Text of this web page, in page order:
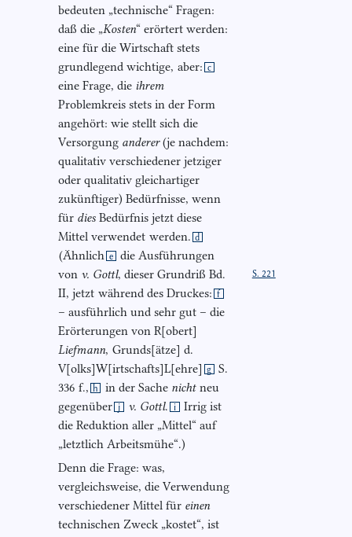
bedeuten „technische“ Fragen:
daß die „Kosten“ erörtert werden:
eine für die Wirtschaft stets
grundlegend wichtige, aber: c
eine Frage, die ihrem
Problemkreis stets in der Form
angehört: wie stellt sich die
Versorgung anderer(je nachdem:
qualitativ verschiedener jetziger
oder qualitativ gleichartiger
zukünftiger) Bedürfnisse, wenn
für dies Bedürfnis jetzt diese
Mittel verwendet werden. d
(Ähnlich e
die Ausführungen
von
S. 221
v. Gottl, dieser Grundriß Bd.
II, jetzt während des Druckes: f
– ausführlich und sehr gut – die
Erörterungen von R[obert]
Liefmann, Grunds[ätze] d.
V[olks]W[irtschafts]L[ehre] g
S.
336 f., h in der Sache nicht neu
gegenüber j v. Gottl. i
Irrig ist
die Reduktion aller „Mittel“ auf
„letztlich Arbeitsmühe“.)
Denn die Frage: was,
vergleichsweise, die Verwendung
verschiedener Mittel für einen
technischen Zweck „kostet“, ist